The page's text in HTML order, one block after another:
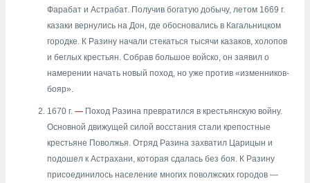
Фарабат и Астрабат. Получив богатую добычу, летом 1669 г.
казаки вернулись на Дон, где обосновались в Кагальницком
городке. К Разину начали стекаться тысячи казаков, холопов
и беглых крестьян. Собрав большое войско, он заявил о
намерении начать новый поход, но уже против «изменников-
бояр».
1670 г. — Поход Разина превратился в крестьянскую войну.
Основной движущей силой восстания стали крепостные
крестьяне Поволжья. Отряд Разина захватил Царицын и
подошел к Астрахани, которая сдалась без боя. К Разину
присоединилось население многих поволжских городов —